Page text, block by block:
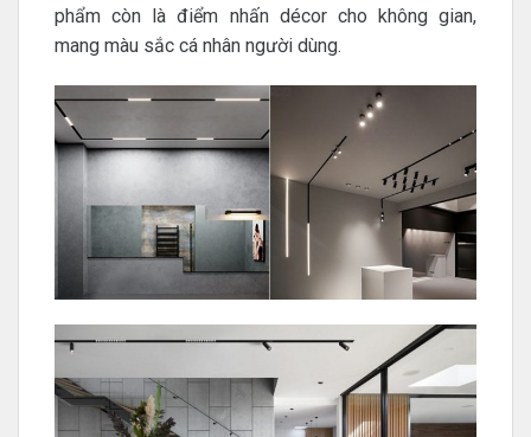
phẩm còn là điểm nhấn décor cho không gian,
mang màu sắc cá nhân người dùng.